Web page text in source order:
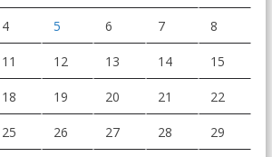
4 5 6 7 8
11 12 13 14 15
18 19 20 21 22
25 26 27 28 29